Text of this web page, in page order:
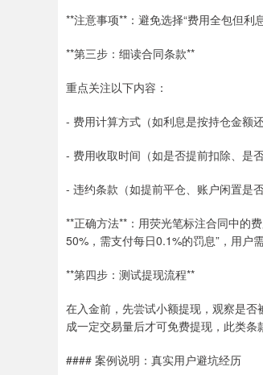
**注意事项**：避免选择“费用全包但利
**第三步：细读合同条款**
重点关注以下内容：
- 费用计算方式（如利息是按持仓金额
- 费用收取时间（如是否提前扣除、是
- 违约条款（如提前平仓、账户闲置是
**正确方法**：用荧光笔标注合同中的
50%，需支付每日0.1%的罚息”，用户
**第四步：测试提现流程**
在入金前，先尝试小额提现，观察是否
成一定交易量后才可免费提现，此类条
#### 案例说明：真实用户避坑经历